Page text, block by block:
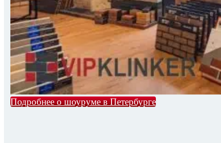
Подробнее о шоуруме в Петербурге